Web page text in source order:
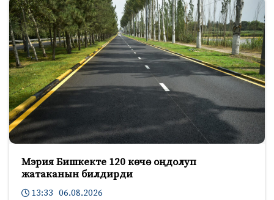
Мэрия Бишкекте 120 көчө оңдолуп
жатаканын билдирди
13:33 06.08.2026